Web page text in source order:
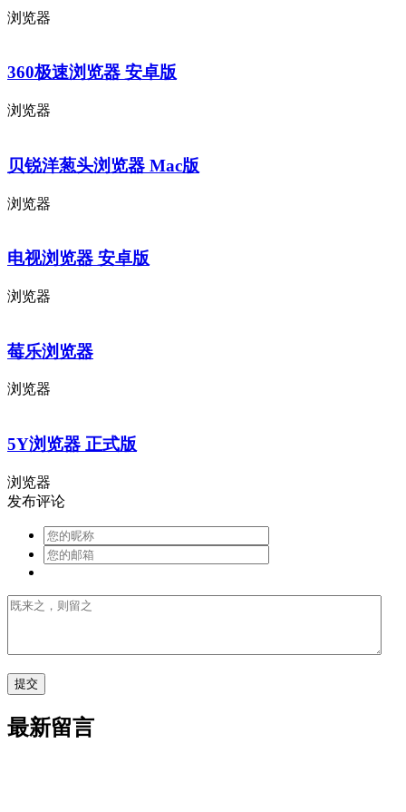
浏览器
360极速浏览器 安卓版
浏览器
贝锐洋葱头浏览器 Mac版
浏览器
电视浏览器 安卓版
浏览器
莓乐浏览器
浏览器
5Y浏览器 正式版
浏览器
发布评论
最新留言